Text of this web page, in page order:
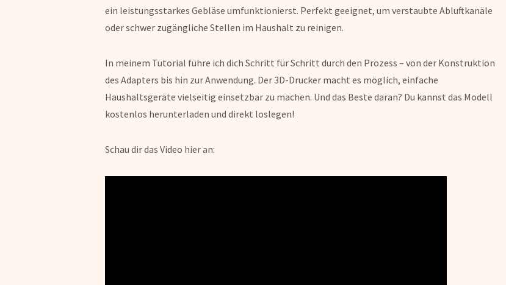
ein leistungsstarkes Gebläse umfunktionierst. Perfekt geeignet, um verstaubte Abluftkanäle
oder schwer zugängliche Stellen im Haushalt zu reinigen.
In meinem Tutorial führe ich dich Schritt für Schritt durch den Prozess – von der Konstruktion
des Adapters bis hin zur Anwendung. Der 3D-Drucker macht es möglich, einfache
Haushaltsgeräte vielseitig einsetzbar zu machen. Und das Beste daran? Du kannst das Modell
kostenlos herunterladen und direkt loslegen!
Schau dir das Video hier an: